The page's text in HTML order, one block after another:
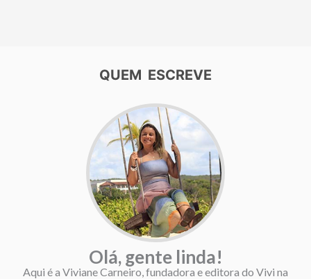
QUEM ESCREVE
Olá, gente linda!
Aqui é a Viviane Carneiro, fundadora e editora do Vivi na